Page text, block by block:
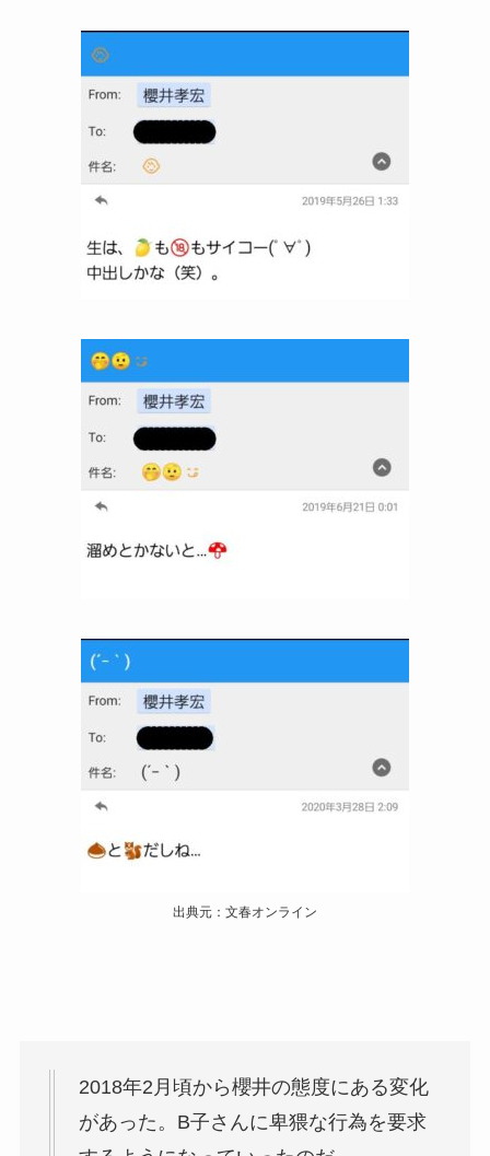
出典元：文春オンライン
2018年2月頃から櫻井の態度にある変化
があった。B子さんに卑猥な行為を要求